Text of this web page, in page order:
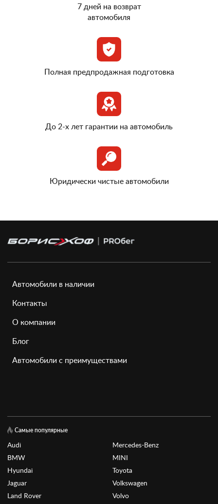
7 дней на возврат
автомобиля
Полная предпродажная подготовка
До 2-х лет гарантии на автомобиль
Юридически чистые автомобили
Автомобили в наличии
Контакты
О компании
Блог
Автомобили с преимуществами
Самые популярные
Audi
BMW
Hyundai
Jaguar
Land Rover
Mercedes-Benz
MINI
Toyota
Volkswagen
Volvo